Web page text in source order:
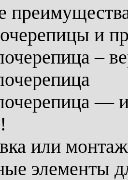
и
–
—
или
элементы